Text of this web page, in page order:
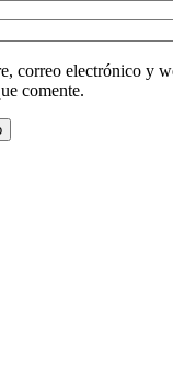
correo electrónico y
comente.